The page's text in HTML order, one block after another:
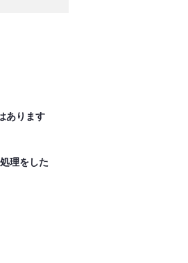
あります
理をした